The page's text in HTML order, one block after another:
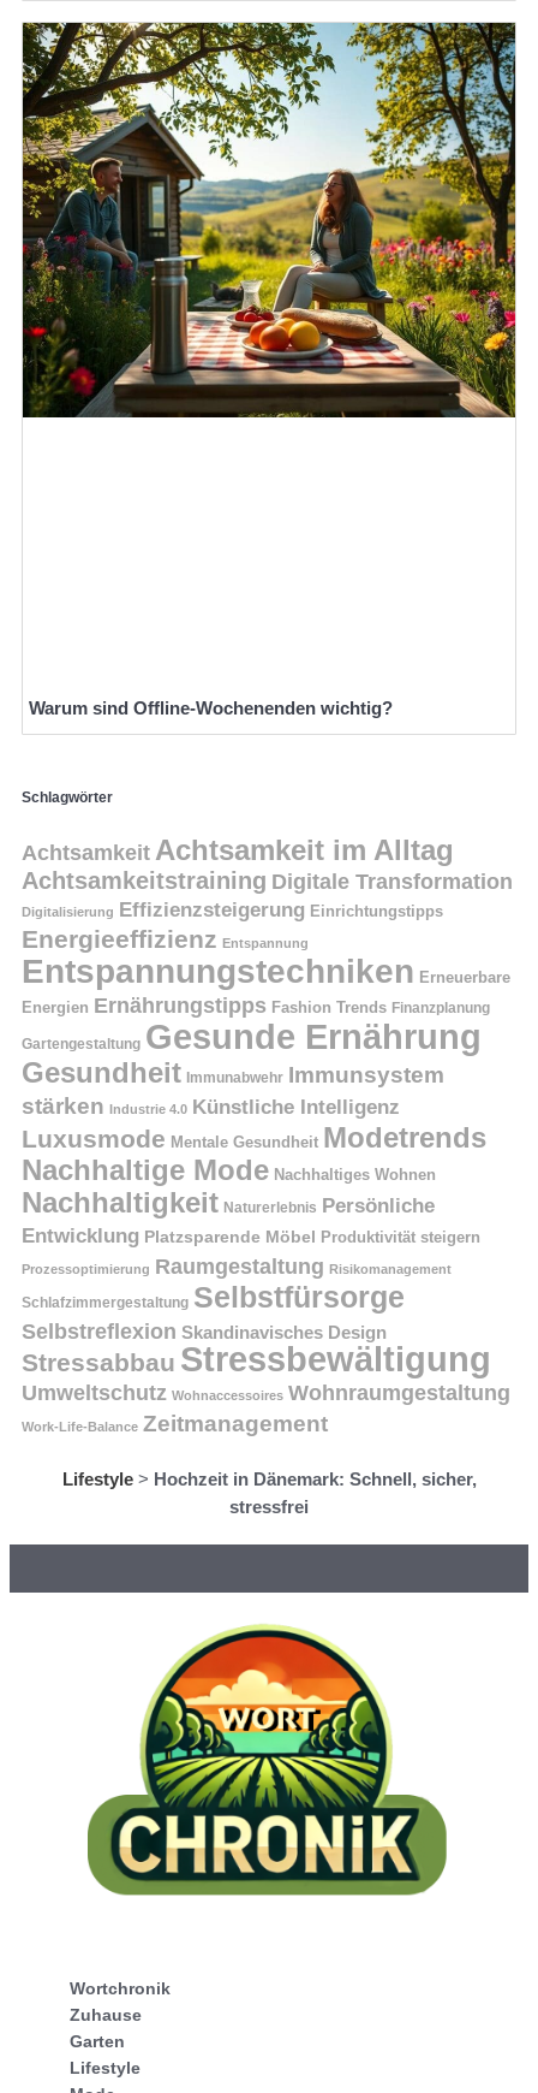
Warum sind Offline-Wochenenden wichtig?
Schlagwörter
Achtsamkeit Achtsamkeit im Alltag
Achtsamkeitstraining Digitale Transformation
Digitalisierung Effizienzsteigerung Einrichtungstipps
Energieeffizienz Entspannung
Entspannungstechniken Erneuerbare
Energien Ernährungstipps Fashion Trends Finanzplanung
Gartengestaltung Gesunde Ernährung
Gesundheit Immunabwehr Immunsystem
stärken
Industrie 4.0 Künstliche Intelligenz
Luxusmode Mentale Gesundheit Modetrends
Nachhaltige Mode Nachhaltiges Wohnen
Nachhaltigkeit Naturerlebnis Persönliche
Entwicklung Platzsparende Möbel Produktivität steigern
Prozessoptimierung Raumgestaltung Risikomanagement
Schlafzimmergestaltung Selbstfürsorge
Selbstreflexion Skandinavisches Design
Stressabbau Stressbewältigung
Umweltschutz Wohnaccessoires Wohnraumgestaltung
Work-Life-Balance Zeitmanagement
Lifestyle> Hochzeit in Dänemark: Schnell, sicher,
stressfrei
Wortchronik
Zuhause
Garten
Lifestyle